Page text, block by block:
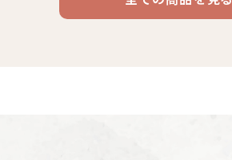
コーヒー
コーヒー